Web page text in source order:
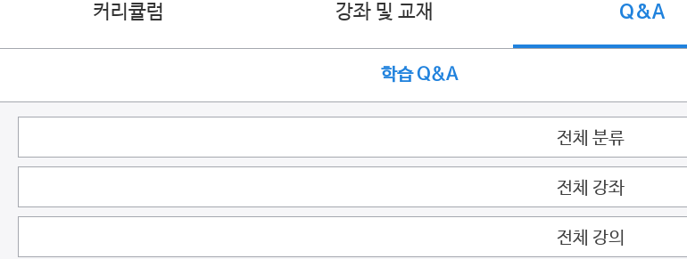
커리큘럼 강좌 및 교재 Q&A
학습 Q&A
전체 분류
전체 강좌
전체 강의